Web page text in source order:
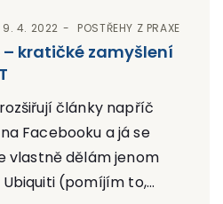
9. 4. 2022 POSTŘEHY Z PRAXE
– kratičké zamyšlení
články napříč
Facebooku a já se
vlastně dělám jenom
(pomíjím to,...